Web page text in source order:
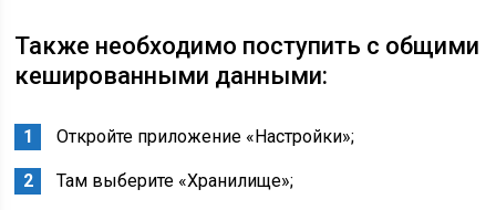
Также необходимо поступить с общими
кешированными данными:
Откройте приложение «Настройки»;
Там выберите «Хранилище»;